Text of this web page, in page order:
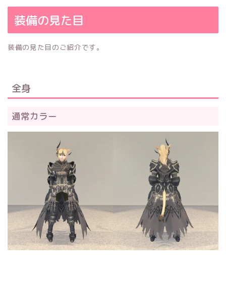
装備の見た目
装備の見た目のご紹介です。
全身
通常カラー